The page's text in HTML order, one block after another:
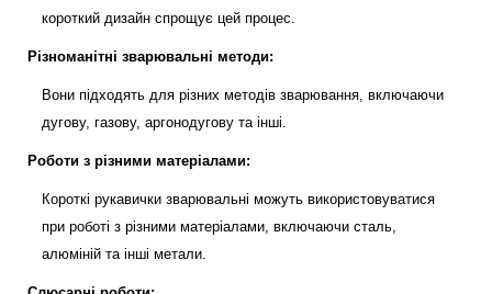
короткий дизайн спрощує цей процес.
Різноманітні зварювальні методи:
Вони підходять для різних методів зварювання, включаючи
дугову, газову, аргонодугову та інші.
Роботи з різними матеріалами:
Короткі рукавички зварювальні можуть використовуватися
при роботі з різними матеріалами, включаючи сталь,
алюміній та інші метали.